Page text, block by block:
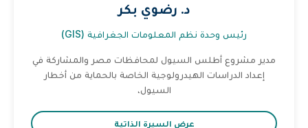
د. رضوي بكر
رئيس وحدة نظم المعلومات الجغرافية (GIS)
مدير مشروع أطلس السيول لمحافظات مصر والمشاركة في
إعداد الدراسات الهيدرولوجية الخاصة بالحماية من أخطار
السيول،
عرض السيرة الذاتية